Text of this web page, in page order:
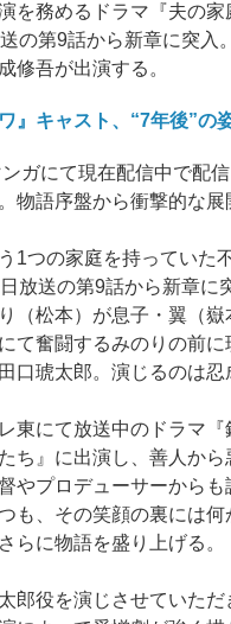
を務めるドラマ『夫の
の第9話から新章に突入
修吾が出演する。
ワ』キャスト、“7年後”
ガにて現在配信中で配
物語序盤から衝撃的な
1つの家庭を持っていた
放送の第9話から新章
（松本）が息子・翼（
て奮闘するみのりの前
口琥太郎。演じるのは忍
東にて放送中のドラマ
ち』に出演し、善人か
やプロデューサーから
も、その笑顔の裏には
らに物語を盛り上げる。
郎役を演じさせていた